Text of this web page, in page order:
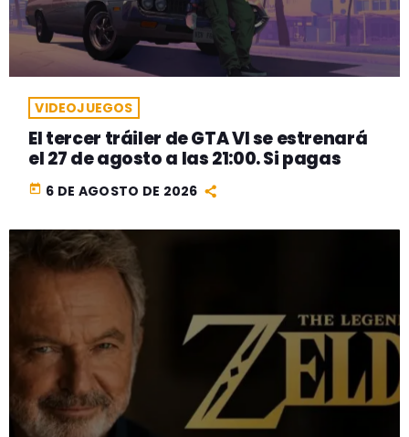
VIDEOJUEGOS
El tercer tráiler de GTA VI se estrenará
el 27 de agosto a las 21:00. Si pagas
today 6 DE AGOSTO DE 2026